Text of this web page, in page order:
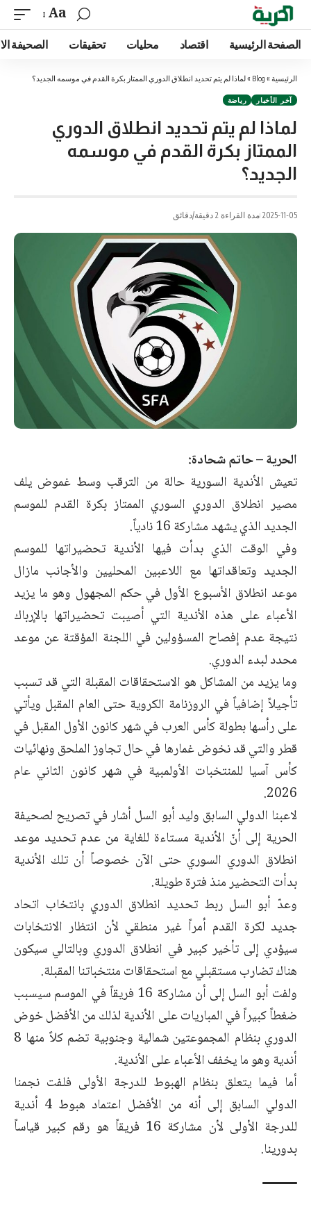
Aa
الصفحة الرئيسية اقتصاد محليات تحقيقات الصحيفة
الرئيسية »
Blog
»لماذا لم يتم تحديد انطلاق الدوري الممتاز بكرة القدم في موسمه الجديد؟
آخر الأخبار رياضة
لماذا لم يتم تحديد انطلاق الدوري
الممتاز بكرة القدم في موسمه
الجديد؟
2025-11-05 مدة القراءة 2 دقيقة/دقائق
الحرية – حاتم شحادة:
تعيش الأندية السورية حالة من الترقب وسط غموض يلف
مصير انطلاق الدوري السوري الممتاز بكرة القدم للموسم
الجديد الذي يشهد مشاركة 16 نادياً.
وفي الوقت الذي بدأت فيها الأندية تحضيراتها للموسم
الجديد وتعاقداتها مع اللاعبين المحليين والأجانب مازال
موعد انطلاق الأسبوع الأول في حكم المجهول وهو ما يزيد
الأعباء على هذه الأندية التي أصيبت تحضيراتها بالإرباك
نتيجة عدم إفصاح المسؤولين في اللجنة المؤقتة عن موعد
محدد لبدء الدوري.
وما يزيد من المشاكل هو الاستحقاقات المقبلة التي قد تسبب
تأجيلاً إضافياً في الروزنامة الكروية حتى العام المقبل ويأتي
على رأسها بطولة كأس العرب في شهر كانون الأول المقبل في
قطر والتي قد نخوض غمارها في حال تجاوز الملحق ونهائيات
كأس آسيا للمنتخبات الأولمبية في شهر كانون الثاني عام
2026.
لاعبنا الدولي السابق وليد أبو السل أشار في تصريح لصحيفة
الحرية إلى أنّ الأندية مستاءة للغاية من عدم تحديد موعد
انطلاق الدوري السوري حتى الآن خصوصاً أن تلك الأندية
بدأت التحضير منذ فترة طويلة.
وعدّ أبو السل ربط تحديد انطلاق الدوري بانتخاب اتحاد
جديد لكرة القدم أمراً غير منطقي لأن انتظار الانتخابات
سيؤدي إلى تأخير كبير في انطلاق الدوري وبالتالي سيكون
هناك تضارب مستقبلي مع استحقاقات منتخباتنا المقبلة.
ولفت أبو السل إلى أن مشاركة 16 فريقاً في الموسم سيسبب
ضغطاً كبيراً في المباريات على الأندية لذلك من الأفضل خوض
الدوري بنظام المجموعتين شمالية وجنوبية تضم كلاً منها 8
أندية وهو ما يخفف الأعباء على الأندية.
أما فيما يتعلق بنظام الهبوط للدرجة الأولى فلفت نجمنا
الدولي السابق إلى أنه من الأفضل اعتماد هبوط 4 أندية
للدرجة الأولى لأن مشاركة 16 فريقاً هو رقم كبير قياساً
بدورينا.